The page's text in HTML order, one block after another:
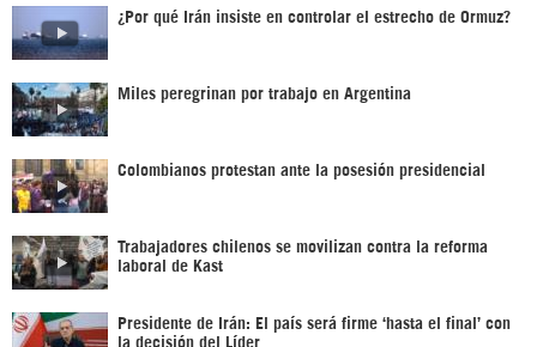
¿Por qué Irán insiste en controlar el estrecho de Ormuz?
Miles peregrinan por trabajo en Argentina
Colombianos protestan ante la posesión presidencial
Trabajadores chilenos se movilizan contra la reforma
laboral de Kast
Presidente de Irán: El país será firme ‘hasta el final’ con
la decisión del Líder